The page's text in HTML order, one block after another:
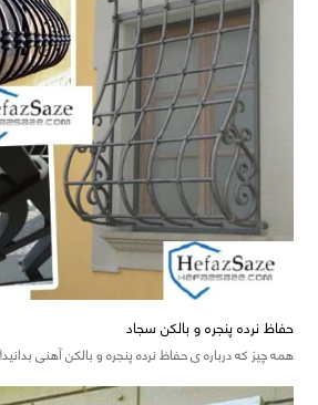
حفاظ نرده پنجره و بالکن سجاد
همه چیز که درباره ی حفاظ نرده پنجره و بالکن آهنی